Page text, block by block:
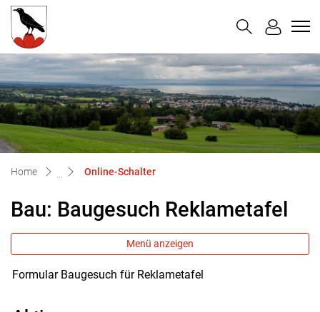
zur Startseite
Direkt zur Hauptnavigation
Direkt zum Inhalt
Direkt zur Suche
Direkt zum Stichwortverzeichnis
Untereggen
Home Online-Schalter(ausgewählt)
Bau: Baugesuch Reklametafel
Menü anzeigen
Formular Baugesuch für Reklametafel